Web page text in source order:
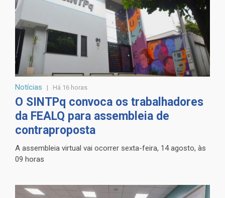
Notícias Há 16 horas
O SINTPq convoca os trabalhadores
da FEALQ para assembleia de
contraproposta
A assembleia virtual vai ocorrer sexta-feira, 14 agosto, às
09 horas